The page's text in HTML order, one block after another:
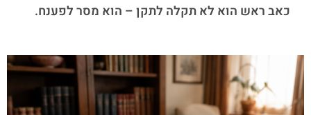
כאב ראש הוא לא תקלה לתקן – הוא מסר לפענח.